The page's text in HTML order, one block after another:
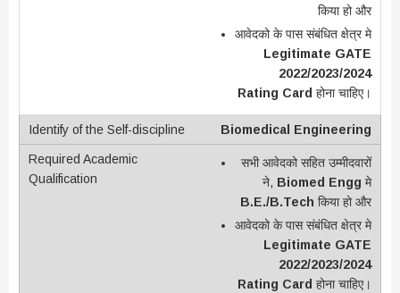
किया हो और
आवेदको के पास संबंधित क्षेत्र मे
Legitimate GATE
2022/2023/2024
Rating Card होना चाहिए।
Biomedical Engineering
सभी आवेदको सहित उम्मीदवारों
ने, Biomed Engg मे
B.E./B.Tech किया हो और
आवेदको के पास संबंधित क्षेत्र मे
Legitimate GATE
2022/2023/2024
Rating Card होना चाहिए।